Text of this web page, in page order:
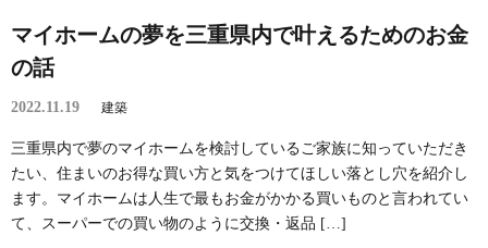
マイホームの夢を三重県内で叶えるためのお金
の話
2022.11.19 建築
三重県内で夢のマイホームを検討しているご家族に知っていただき
たい、住まいのお得な買い方と気をつけてほしい落とし穴を紹介し
ます。マイホームは人生で最もお金がかかる買いものと言われてい
て、スーパーでの買い物のように交換・返品 […]